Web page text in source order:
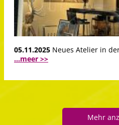
05.11.2025 Neues Atelier in
...meer >>
Mehr